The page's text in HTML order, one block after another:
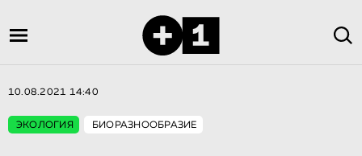
10.08.2021 14:40
ЭКОЛОГИЯ БИОРАЗНООБРАЗИЕ